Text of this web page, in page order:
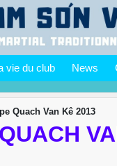
vie du club News
Quach Van Kê 2013
des cookies